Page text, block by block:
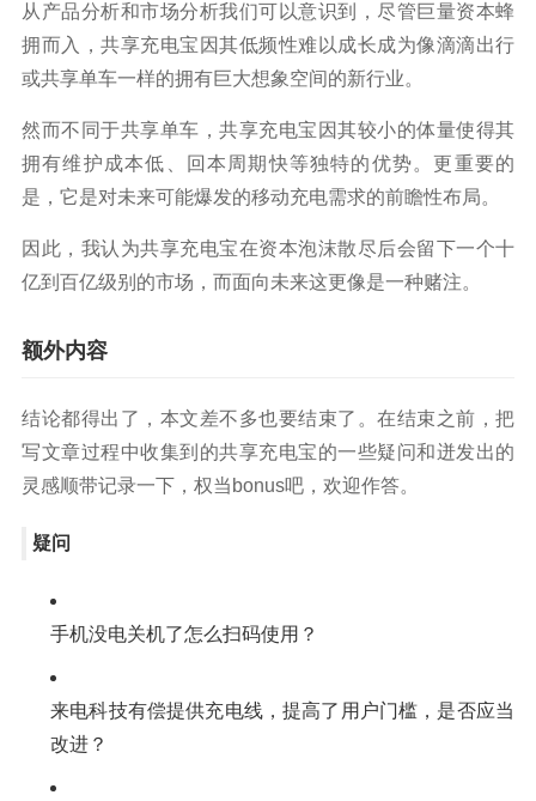
从产品分析和市场分析我们可以意识到，尽管巨量资本蜂
拥而入，共享充电宝因其低频性难以成长成为像滴滴出行
或共享单车一样的拥有巨大想象空间的新行业。
然而不同于共享单车，共享充电宝因其较小的体量使得其
拥有维护成本低、回本周期快等独特的优势。更重要的
是，它是对未来可能爆发的移动充电需求的前瞻性布局。
因此，我认为共享充电宝在资本泡沫散尽后会留下一个十
亿到百亿级别的市场，而面向未来这更像是一种赌注。
额外内容
结论都得出了，本文差不多也要结束了。在结束之前，把
写文章过程中收集到的共享充电宝的一些疑问和迸发出的
灵感顺带记录一下，权当bonus吧，欢迎作答。
疑问
手机没电关机了怎么扫码使用？
来电科技有偿提供充电线，提高了用户门槛，是否应当
改进？